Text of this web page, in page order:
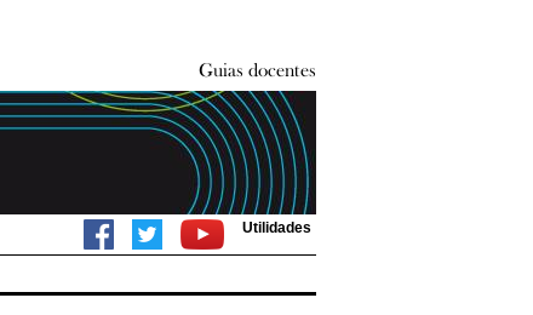
Utilidades